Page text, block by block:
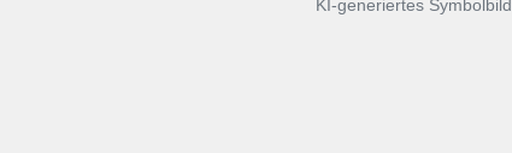
KI‑generiertes Symbolbild